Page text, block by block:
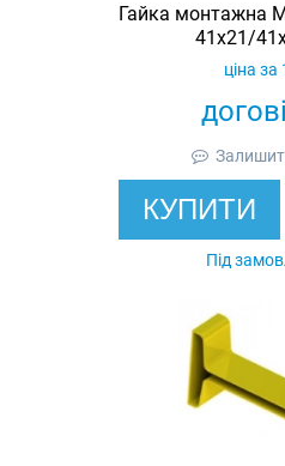
Гайка монтажна
41х21/
ціна
КУПИТИ
Під